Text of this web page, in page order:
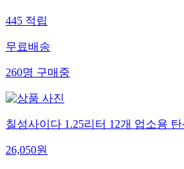
445 적립
무료배송
260명 구매중
칠성사이다 1.25리터 12개 업소용
26,050원